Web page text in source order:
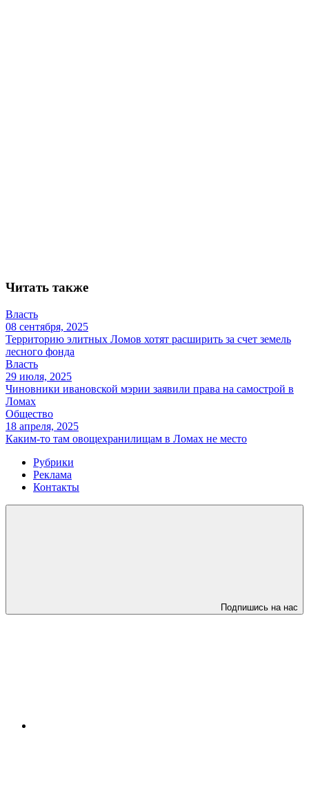
Читать также
Власть
08 сентября, 2025
Территорию элитных Ломов хотят расширить за счет земель
лесного фонда
Власть
29 июля, 2025
Чиновники ивановской мэрии заявили права на самострой в
Ломах
Общество
18 апреля, 2025
Каким-то там овощехранилищам в Ломах не место
Рубрики
Реклама
Контакты
Подпишись на нас